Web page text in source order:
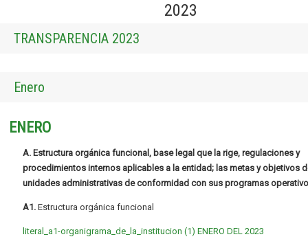
2023
TRANSPARENCIA 2023
Enero
ENERO
A. Estructura orgánica funcional, base legal que la rige, regulaciones y
procedimientos internos aplicables a la entidad; las metas y objetivos
unidades administrativas de conformidad con sus programas
A1. Estructura orgánica funcional
literal_a1-organigrama_de_la_institucion (1) ENERO DEL 2023